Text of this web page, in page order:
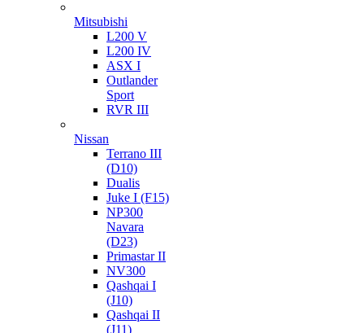
Mitsubishi
L200 V
L200 IV
ASX I
Outlander
Sport
RVR III
Nissan
Terrano III
(D10)
Dualis
Juke I (F15)
NP300
Navara
(D23)
Primastar II
NV300
Qashqai I
(J10)
Qashqai II
(J11)